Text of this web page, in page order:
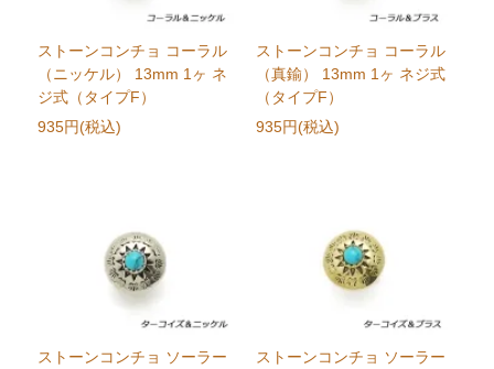
ストーンコンチョ コーラル
（ニッケル） 13mm 1ヶ ネ
ジ式（タイプF）
935円(税込)
ストーンコンチョ コーラル
（真鍮） 13mm 1ヶ ネジ式
（タイプF）
935円(税込)
ストーンコンチョ ソーラー
ストーンコンチョ ソーラー